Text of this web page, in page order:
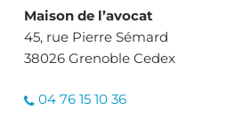
Maison de l’avocat
45, rue Pierre Sémard
38026 Grenoble Cedex
04 76 15 10 36